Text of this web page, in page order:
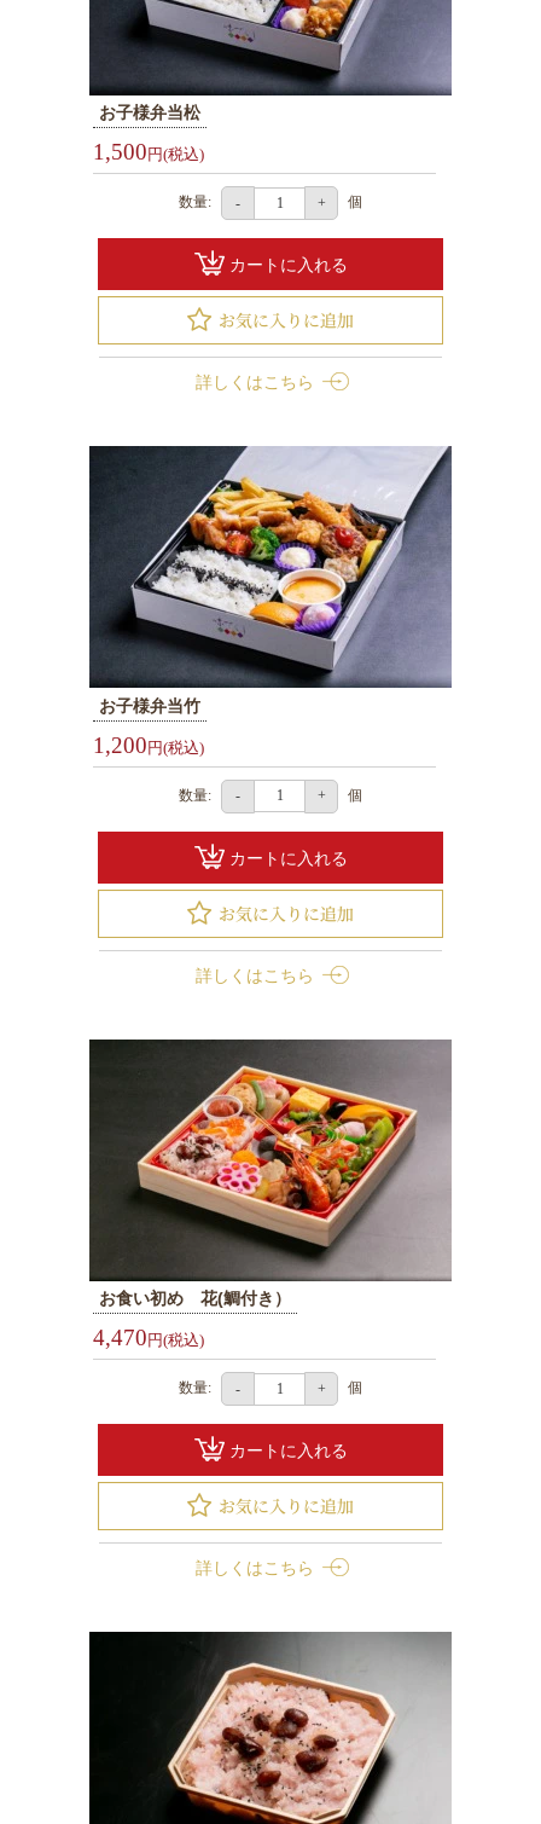
お子様弁当松
1,500 円(税込)
数量: - + 個
カートに入れる
詳しくはこちら
お子様弁当竹
1,200円(税込)
数量: - + 個
カートに入れる
詳しくはこちら
お食い初め 花(鯛付き）
4,470 円(税込)
数量: - + 個
カートに入れる
詳しくはこちら